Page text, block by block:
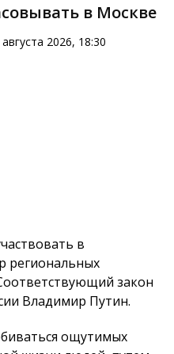
в Москве
2026, 18:30
в
региональных
закон
Владимир Путин.
ощутимых